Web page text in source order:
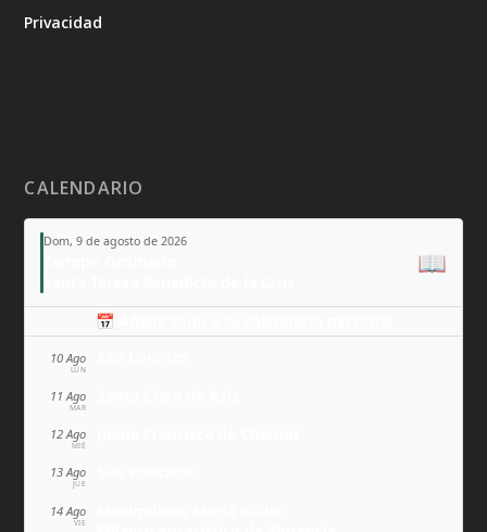
Privacidad
CALENDARIO
Dom, 9 de agosto de 2026
📖
📅 Añade todo a tu calendario personal
10 Ago
LUN
11 Ago
MAR
12 Ago
MIÉ
13 Ago
JUE
14 Ago
VIE